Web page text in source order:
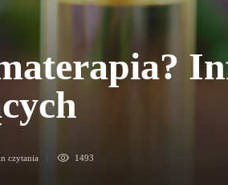
czytania 1493